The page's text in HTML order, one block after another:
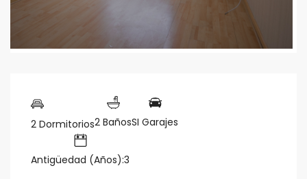
2 Dormitorios2 BañosSI Garajes
Antigüedad (Años):3